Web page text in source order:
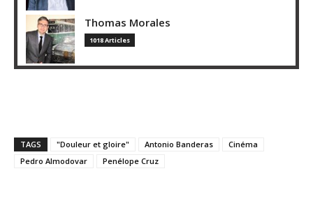
Thomas Morales
1018 Articles
TAGS "Douleur et gloire" Antonio Banderas
Cinéma
Pedro Almodovar
Penélope Cruz